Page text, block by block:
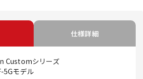
仕様詳細
Customシリーズ
5Gモデル